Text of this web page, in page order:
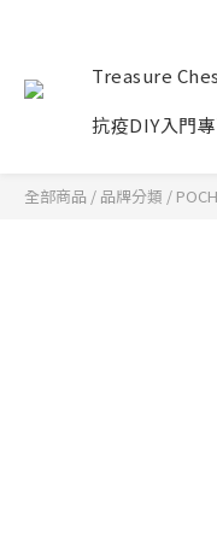
Treasure
抗疫DIY入門
全部商品 / 品牌分類 /